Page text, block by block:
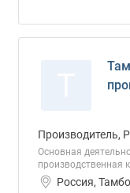
Производитель,
Основная
производственная
Россия,